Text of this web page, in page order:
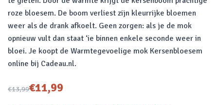
roze bloesem. De boom verliest zijn kleurrijke bloemen
weer als de drank afkoelt. Geen zorgen: als je de mok
opnieuw vult dan staat ‘ie binnen enkele seconde weer in
bloei. Je koopt de Warmtegevoelige mok Kersenbloesem
online bij Cadeau.nl.
€13,99
Nu voor€11,99